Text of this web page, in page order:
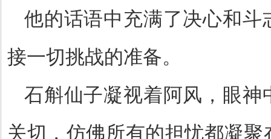
他的话语中充满了决心和斗
接一切挑战的准备。
石斛仙子凝视着阿风，眼神
关切，仿佛所有的担忧都凝